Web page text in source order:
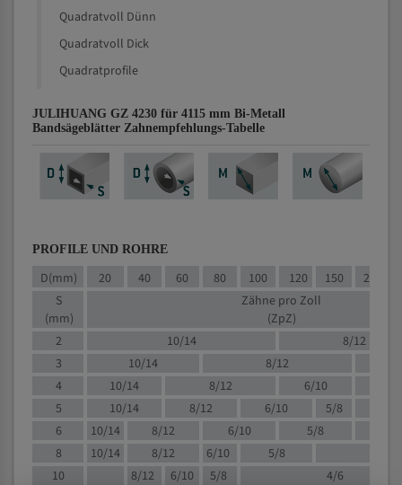
Quadratvoll Dünn
Quadratvoll Dick
Quadratprofile
JULIHUANG GZ 4230 für 4115 mm Bi-Metall
Bandsägeblätter Zahnempfehlungs-Tabelle
PROFILE UND ROHRE
D(mm) 20 40 60 80 100 120 150 200
S
(mm)
Zähne pro Zoll
(ZpZ)
2
10/14
8/12
3
10/14 8/12
4
10/14 8/12 6/10
5
10/14 8/12 6/10
5/8
6
10/14 8/12 6/10
5/8
8
10/14 8/12 6/10 5/8
10
8/12 6/10 5/8
4/6